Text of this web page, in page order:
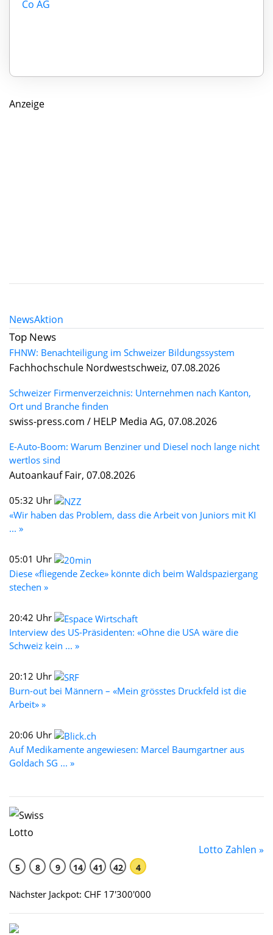
Co AG
Anzeige
NewsAktion
Top News
FHNW: Benachteiligung im Schweizer Bildungssystem
Fachhochschule Nordwestschweiz, 07.08.2026
Schweizer Firmenverzeichnis: Unternehmen nach Kanton,
Ort und Branche finden
swiss-press.com / HELP Media AG, 07.08.2026
E-Auto-Boom: Warum Benziner und Diesel noch lange nicht
wertlos sind
Autoankauf Fair, 07.08.2026
05:32 Uhr
«Wir haben das Problem, dass die Arbeit von Juniors mit KI
... »
05:01 Uhr
Diese «fliegende Zecke» könnte dich beim Waldspaziergang
stechen »
20:42 Uhr
Interview des US-Präsidenten: «Ohne die USA wäre die
Schweiz kein ... »
20:12 Uhr
Burn-out bei Männern – «Mein grösstes Druckfeld ist die
Arbeit» »
20:06 Uhr
Auf Medikamente angewiesen: Marcel Baumgartner aus
Goldach SG ... »
Lotto Zahlen »
5 8 9 14 41 42 4
Nächster Jackpot: CHF 17'300'000